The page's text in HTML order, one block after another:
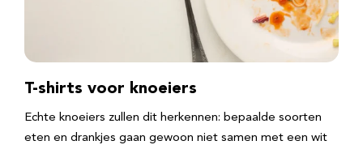
T-shirts voor knoeiers
Echte knoeiers zullen dit herkennen: bepaalde soorten
eten en drankjes gaan gewoon niet samen met een wit